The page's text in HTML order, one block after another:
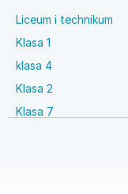
Liceum i technikum
Klasa 1
klasa 4
Klasa 2
Klasa 7